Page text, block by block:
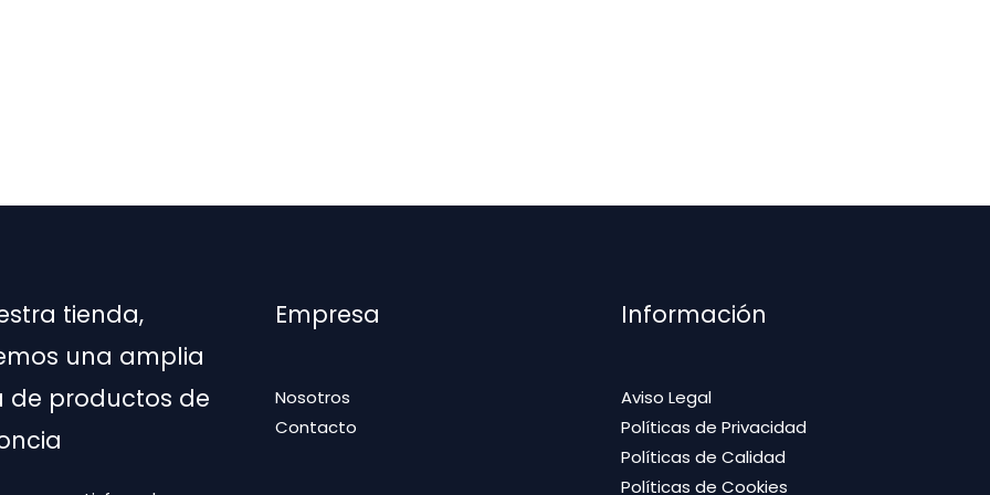
tienda,
una amplia
de productos de
Empresa
Nosotros
Contacto
Información
Aviso Legal
Políticas de Privacidad
Políticas de Calidad
Políticas de Cookies